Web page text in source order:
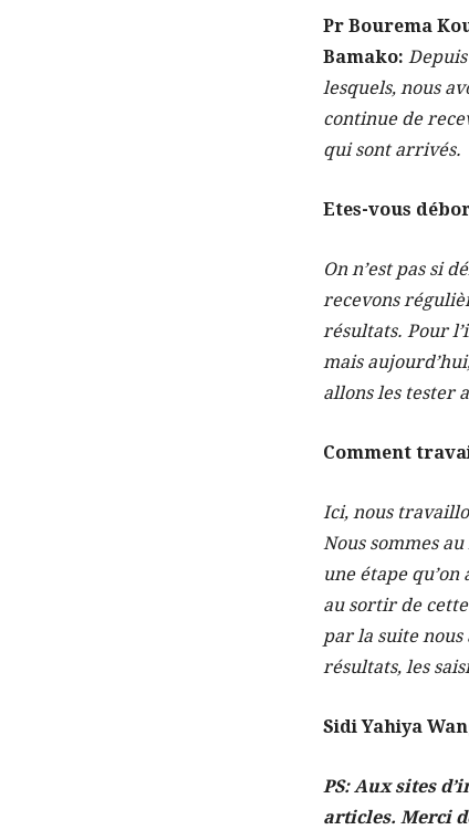
Pr Bourema
Bamako:
lesquels, nous
continue de
qui sont arrivés.
Etes-vous
On n’est pas si
recevons
résultats. Pour
mais
allons les tester
Comment
Ici, nous
Nous sommes
une étape
au sortir de
par la suite
résultats, les
Sidi Yahiya
PS: Aux sites
articles. Merci